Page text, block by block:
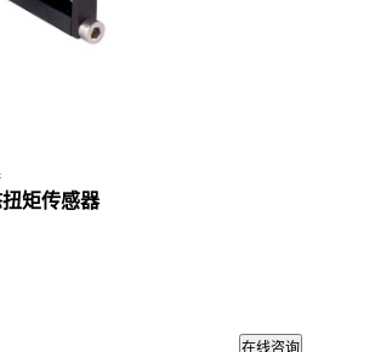
矩传感器